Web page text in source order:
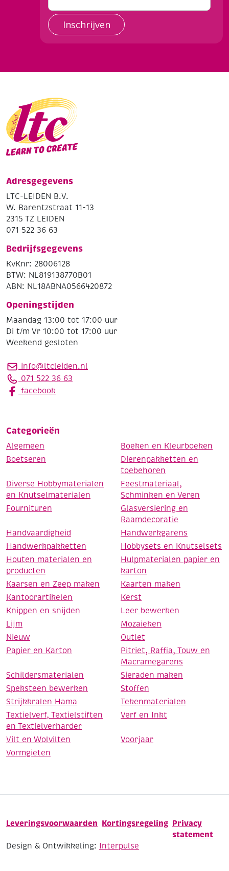
Inschrijven
Adresgegevens
LTC-LEIDEN B.V.
W. Barentzstraat 11-13
2315 TZ LEIDEN
071 522 36 63
Bedrijfsgegevens
KvKnr: 28006128
BTW: NL819138770B01
ABN: NL18ABNA0566420872
Openingstijden
Maandag 13:00 tot 17:00 uur
Di t/m Vr 10:00 tot 17:00 uur
Weekend gesloten
info@ltcleiden.nl
071 522 36 63
facebook
Categorieën
Algemeen
Boeken en Kleurboeken
Boetseren
Dierenpakketten en
toebehoren
Diverse Hobbymaterialen
en Knutselmaterialen
Feestmateriaal,
Schminken en Veren
Fournituren
Glasversiering en
Raamdecoratie
Handvaardigheid
Handwerkgarens
Handwerkpakketten
Hobbysets en Knutselsets
Houten materialen en
producten
Hulpmaterialen papier en
karton
Kaarsen en Zeep maken
Kaarten maken
Kantoorartikelen
Kerst
Knippen en snijden
Leer bewerken
Lijm
Mozaieken
Nieuw
Outlet
Papier en Karton
Pitriet, Raffia, Touw en
Macramegarens
Schildersmaterialen
Sieraden maken
Speksteen bewerken
Stoffen
Strijkkralen Hama
Tekenmaterialen
Textielverf, Textielstiften
en Textielverharder
Verf en Inkt
Vilt en Wolvilten
Voorjaar
Vormgieten
Leveringsvoorwaarden Kortingsregeling Privacy
statement
Design & Ontwikkeling: Interpulse